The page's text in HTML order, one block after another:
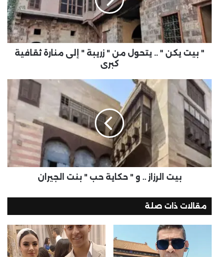
" بيت يكن " .. يتحول من " زريبة " إلى منارة ثقافية
كبرى
بيت الرزاز .. و " حكاية حب " بنت الجيران
مقالات ذات صلة